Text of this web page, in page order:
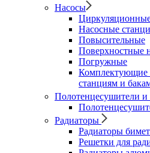
Насосы
Насосные
Повысительные
Поверхностные
Погружные
Комплектующие
станциям и
Полотенцесушители
Радиаторы
Радиаторы
Решетки для